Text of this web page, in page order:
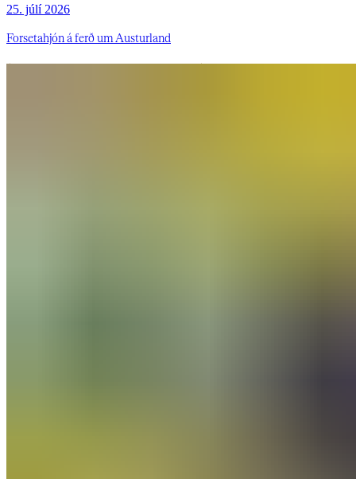
25. júlí 2026
Forsetahjón á ferð um Austurland